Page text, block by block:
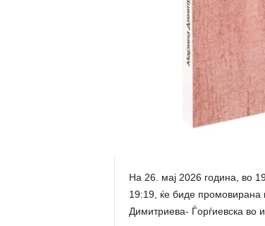
На 26. мај 2026 година, во
19:19, ќе биде промовирана
Димитриева- Ѓорѓиевска во